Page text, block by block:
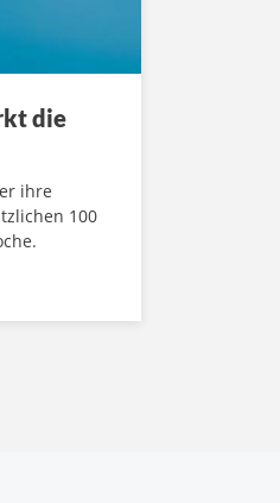
die
ihre
100